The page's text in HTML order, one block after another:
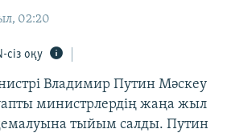
02:20
сіз оқу
Владимир Путин Мәскеу
министрлердің жаңа жыл
тыйым салды. Путин